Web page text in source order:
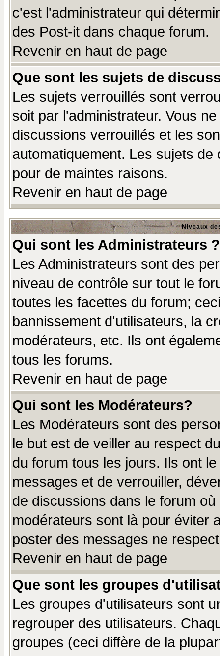
c'est l'administrateur qui
des Post-it dans chaque forum.
Revenir en haut de page
Que sont les sujets de
Les sujets verrouillés sont
soit par l'administrateur. Vous
discussions verrouillés et les
automatiquement. Les sujets
pour de maintes raisons.
Revenir en haut de page
Niveaux
Qui sont les Administrateurs ?
Les Administrateurs sont des
niveau de contrôle sur tout le
toutes les facettes du forum;
bannissement d'utilisateurs, la
modérateurs, etc. Ils ont
tous les forums.
Revenir en haut de page
Qui sont les Modérateurs?
Les Modérateurs sont des
le but est de veiller au respect
du forum tous les jours. Ils ont
messages et de verrouiller,
de discussions dans le forum
modérateurs sont là pour éviter
poster des messages ne
Revenir en haut de page
Que sont les groupes
Les groupes d'utilisateurs sont
regrouper des utilisateurs.
groupes (ceci diffère de la